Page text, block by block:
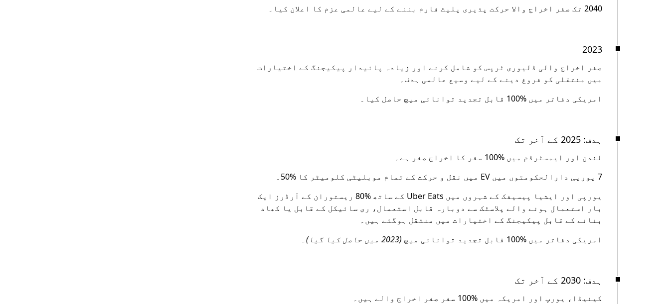
2040 تک صفر اخراج والا حرکت پذیری پلیٹ فارم بننے کے لیے عالمی عزم کا اعلان کیا۔
2023
صفر اخراج والی ڈلیوری ٹرپس کو شامل کرنے اور زیادہ پائیدار پیکیجنگ کے اختیارات
میں منتقلی کو فروغ دینے کے لیے وسیع عالمی ہدف۔
امریکی دفاتر میں ‎100% قابل تجدید توانائی میچ حاصل کیا۔
ہدف: 2025 کے آخر تک
لندن اور ایمسٹرڈم میں ‎100% سفر کا اخراج صفر ہے۔
7 یورپی دارالحکومتوں میں EV میں نقل و حرکت کے تمام موبلیٹی کلومیٹر کا ‎50%۔
یورپی اور ایشیا پیسیفک کے شہروں میں Uber Eats کے ساتھ ‎80% ریستوران کے آرڈرز ایک
بار استعمال ہونے والے پلاسٹک سے دوبارہ قابل استعمال، ری سائیکل کے قابل یا کھاد
بنانے کے قابل پیکیجنگ کے اختیارات میں منتقل ہوگئے ہیں۔
امریکی دفاتر میں ‎100% قابل تجدید توانائی میچ
(2023 میں حاصل کیا گیا) ۔
ہدف: 2030 کے آخر تک
کینیڈا، یورپ اور امریکہ میں ‎100% سفر صفر اخراج والے ہیں۔